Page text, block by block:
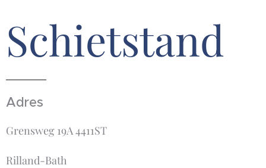
Schietstand
Adres
Grensweg 19A 4411ST
Rilland-Bath